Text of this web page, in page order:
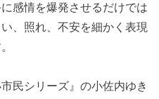
感情を爆発させるだけでは
、照れ、不安を細かく表現
民シリーズ』の小佐内ゆき